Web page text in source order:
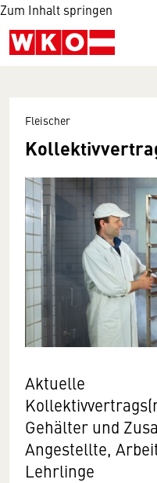
Zum Inhalt springen
Fleischer
Aktuelle
Gehälter und
Angestellte,
Lehrlinge